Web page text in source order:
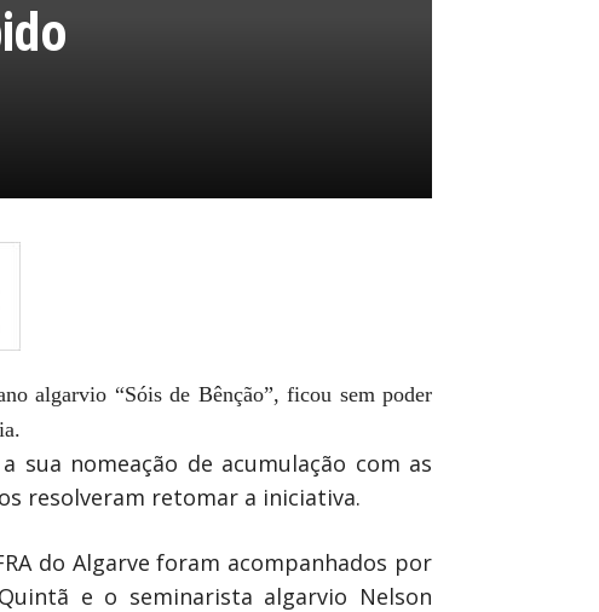
algarvio “Sóis de Bênção”, ficou sem poder
nomeação de acumulação com as
resolveram retomar a iniciativa.
do Algarve foram acompanhados por
e o seminarista algarvio Nelson